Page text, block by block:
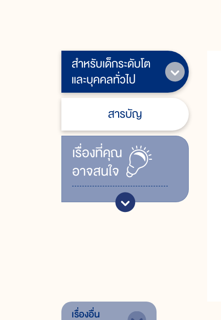
สำหรับเด็กระดับโต
และบุคคลทั่วไป
สารบัญ
เรื่ิองที่คุณ
อาจสนใจ
เรื่องอื่น